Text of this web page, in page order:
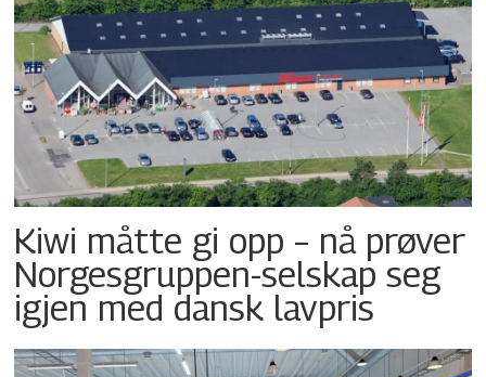
Kiwi måtte gi opp – nå prøver
Norgesgruppen-selskap seg
igjen med dansk lavpris